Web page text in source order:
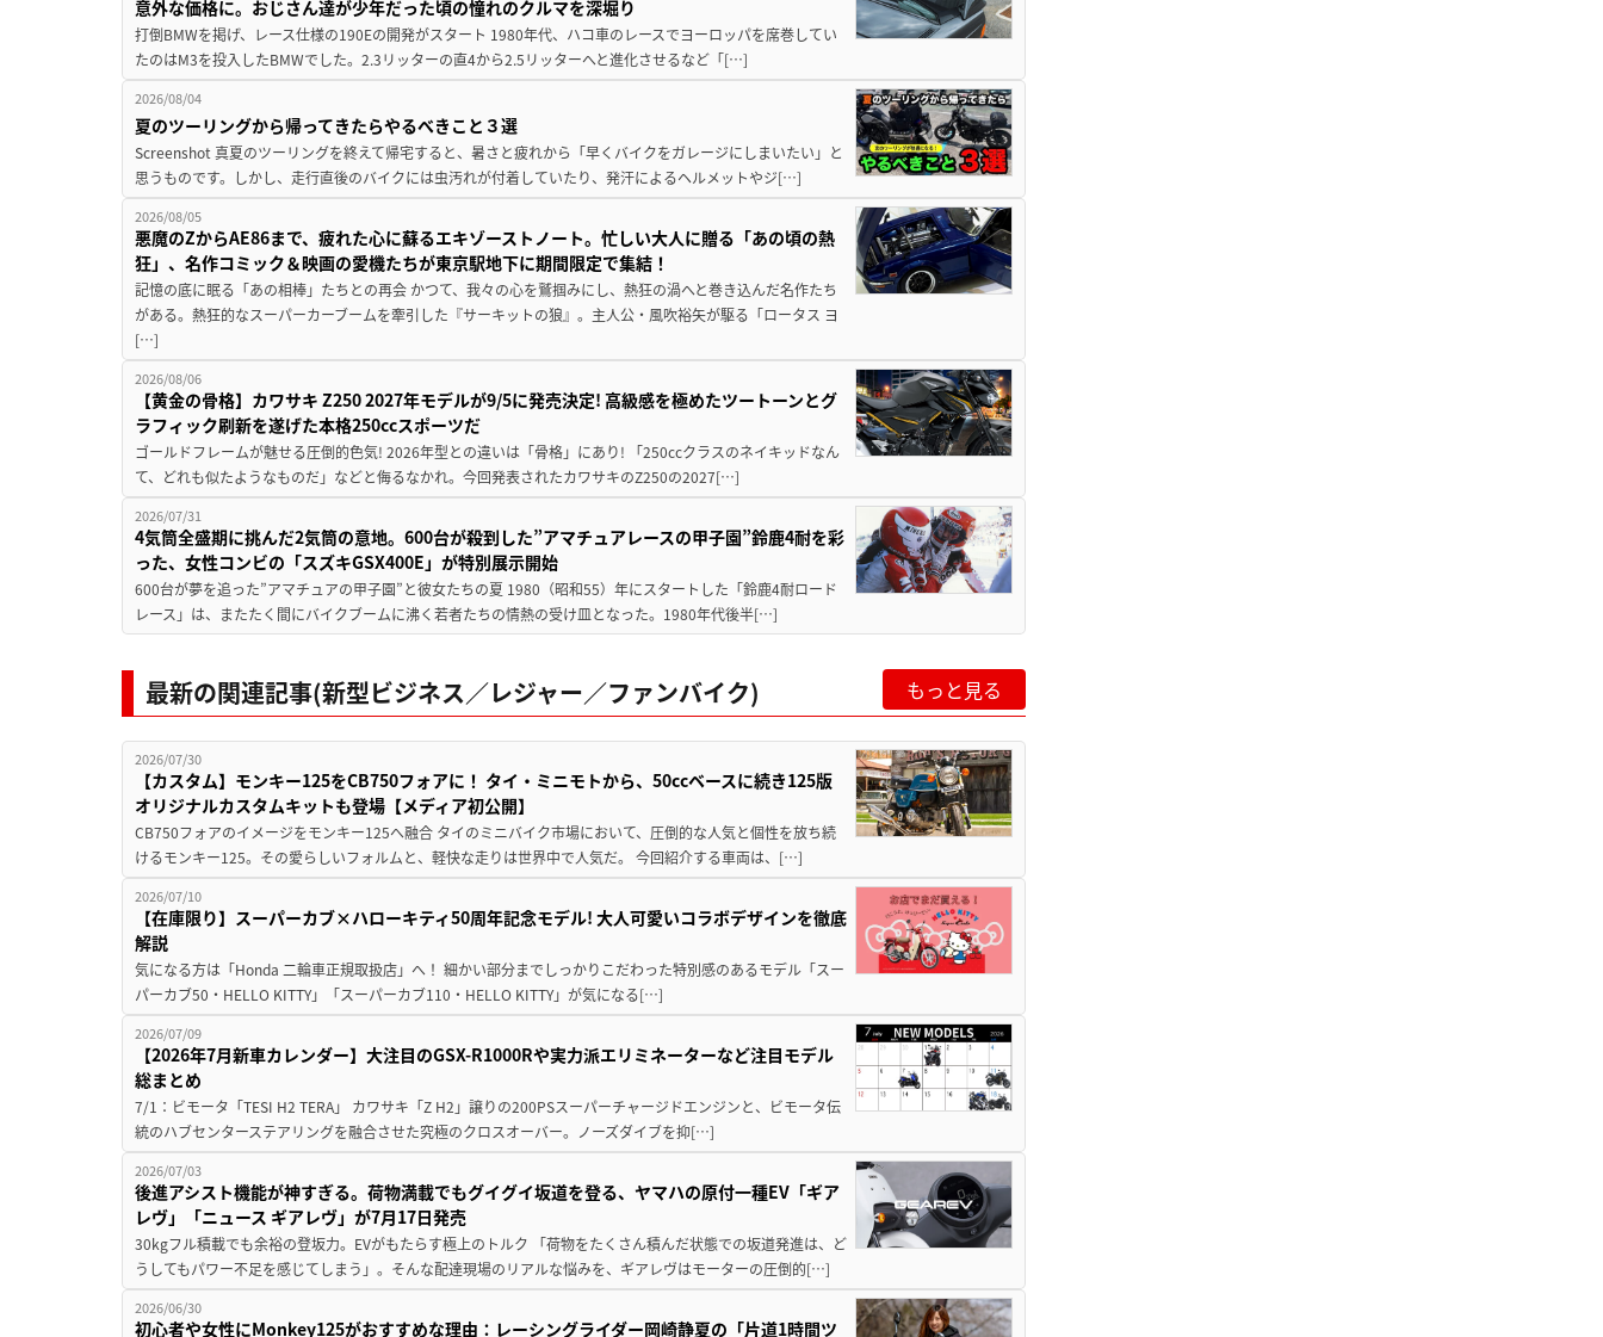
意外な価格に。おじさん達が少年だった頃の憧れのクルマを深堀り
打倒BMWを掲げ、レース仕様の190Eの開発がスタート 1980年代、ハコ車のレースでヨーロッパを席巻してい
たのはM3を投入したBMWでした。2.3リッターの直4から2.5リッターへと進化させるなど「[…]
2026/08/04
夏のツーリングから帰ってきたらやるべきこと３選
Screenshot 真夏のツーリングを終えて帰宅すると、暑さと疲れから「早くバイクをガレージにしまいたい」と
思うものです。しかし、走行直後のバイクには虫汚れが付着していたり、発汗によるヘルメットやジ[…]
2026/08/05
悪魔のZからAE86まで、疲れた心に蘇るエキゾーストノート。忙しい大人に贈る「あの頃の熱
狂」、名作コミック＆映画の愛機たちが東京駅地下に期間限定で集結！
記憶の底に眠る「あの相棒」たちとの再会 かつて、我々の心を鷲掴みにし、熱狂の渦へと巻き込んだ名作たち
がある。熱狂的なスーパーカーブームを牽引した『サーキットの狼』。主人公・風吹裕矢が駆る「ロータス ヨ
[…]
2026/08/06
【黄金の骨格】カワサキ Z250 2027年モデルが9/5に発売決定! 高級感を極めたツートーンとグ
ラフィック刷新を遂げた本格250ccスポーツだ
ゴールドフレームが魅せる圧倒的色気! 2026年型との違いは「骨格」にあり! 「250ccクラスのネイキッドなん
て、どれも似たようなものだ」などと侮るなかれ。今回発表されたカワサキのZ250の2027[…]
2026/07/31
4気筒全盛期に挑んだ2気筒の意地。600台が殺到した”アマチュアレースの甲子園”鈴鹿4耐を彩
った、女性コンビの「スズキGSX400E」が特別展示開始
600台が夢を追った”アマチュアの甲子園”と彼女たちの夏 1980（昭和55）年にスタートした「鈴鹿4耐ロード
レース」は、またたく間にバイクブームに沸く若者たちの情熱の受け皿となった。1980年代後半[…]
最新の関連記事(新型ビジネス／レジャー／ファンバイク) もっと見る
2026/07/30
【カスタム】モンキー125をCB750フォアに！ タイ・ミニモトから、50ccベースに続き125版
オリジナルカスタムキットも登場【メディア初公開】
CB750フォアのイメージをモンキー125へ融合 タイのミニバイク市場において、圧倒的な人気と個性を放ち続
けるモンキー125。その愛らしいフォルムと、軽快な走りは世界中で人気だ。 今回紹介する車両は、[…]
2026/07/10
【在庫限り】スーパーカブ×ハローキティ50周年記念モデル! 大人可愛いコラボデザインを徹底
解説
気になる方は「Honda 二輪車正規取扱店」へ！ 細かい部分までしっかりこだわった特別感のあるモデル「スー
パーカブ50・HELLO KITTY」「スーパーカブ110・HELLO KITTY」が気になる[…]
2026/07/09
【2026年7月新車カレンダー】大注目のGSX-R1000Rや実力派エリミネーターなど注目モデル
総まとめ
7/1：ビモータ「TESI H2 TERA」 カワサキ「Z H2」譲りの200PSスーパーチャージドエンジンと、ビモータ伝
統のハブセンターステアリングを融合させた究極のクロスオーバー。ノーズダイブを抑[…]
2026/07/03
後進アシスト機能が神すぎる。荷物満載でもグイグイ坂道を登る、ヤマハの原付一種EV「ギア
レヴ」「ニュース ギアレヴ」が7月17日発売
30kgフル積載でも余裕の登坂力。EVがもたらす極上のトルク 「荷物をたくさん積んだ状態での坂道発進は、ど
うしてもパワー不足を感じてしまう」。そんな配達現場のリアルな悩みを、ギアレヴはモーターの圧倒的[…]
2026/06/30
初心者や女性にMonkey125がおすすめな理由：レーシングライダー岡崎静夏の「片道1時間ツ